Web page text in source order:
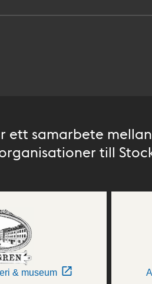
ett samarbete
till
& museum